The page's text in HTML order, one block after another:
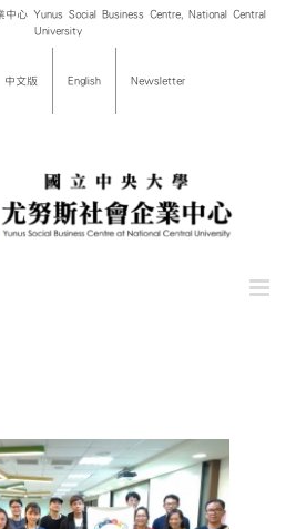
心 Yunus Social Business Centre, National Central
University
中文版 English Newsletter